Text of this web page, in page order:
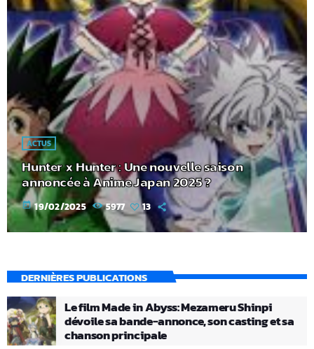
ACTUS
Hunter x Hunter : Une nouvelle saison
annoncée à Anime Japan 2025 ?
today 19/02/2025 5977 13
DERNIÈRES PUBLICATIONS
Le film Made in Abyss: Mezameru Shinpi
dévoile sa bande-annonce, son casting et sa
chanson principale